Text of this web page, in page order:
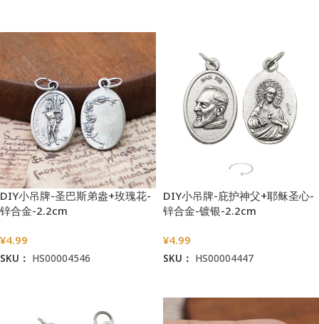
DIY小吊牌-圣巴斯弟盎+玫瑰花-
锌合金-2.2cm
¥4.99
SKU： HS00004546
DIY小吊牌-庇护神父+耶稣圣心-
锌合金-镀银-2.2cm
¥4.99
SKU： HS00004447